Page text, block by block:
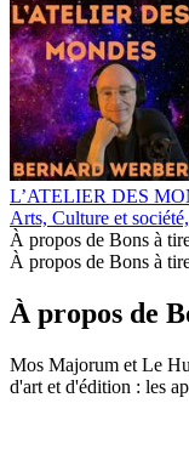
L’ATELIER DES
Arts, Culture et
À propos de Bons à
À propos de Bons à
À propos de
Mos Majorum et Le
d'art et d'édition : les